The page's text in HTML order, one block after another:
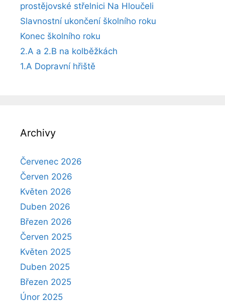
prostějovské střelnici Na Hloučeli
Slavnostní ukončení školního roku
Konec školního roku
2.A a 2.B na kolběžkách
1.A Dopravní hřiště
Archivy
Červenec 2026
Červen 2026
Květen 2026
Duben 2026
Březen 2026
Červen 2025
Květen 2025
Duben 2025
Březen 2025
Únor 2025